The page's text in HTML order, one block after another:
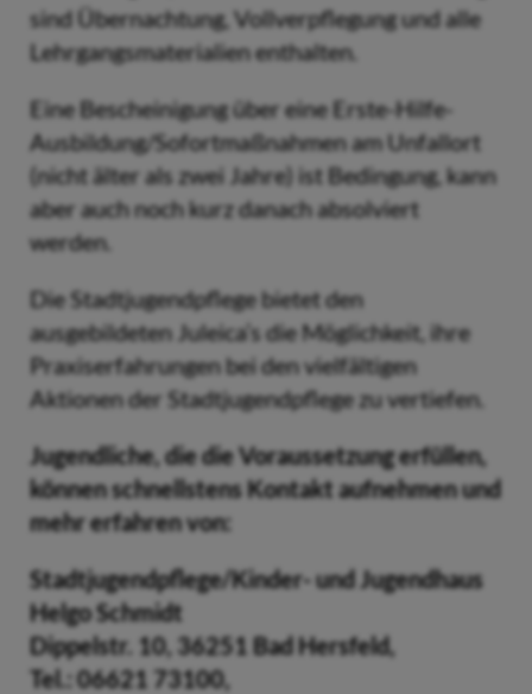
sind Übernachtung, Vollverpflegung und alle
Lehrgangsmaterialien enthalten.
Eine Bescheinigung über eine Erste-Hilfe-
Ausbildung/Sofortmaßnahmen am Unfallort
(nicht älter als zwei Jahre) ist Bedingung, kann
aber auch noch kurz danach absolviert
werden.
Die Stadtjugendpflege bietet den
ausgebildeten Juleica’s die Möglichkeit, ihre
Praxiserfahrungen bei den vielfältigen
Aktionen der Stadtjugendpflege zu vertiefen.
Jugendliche, die die Voraussetzung erfüllen,
können schnellstens Kontakt aufnehmen und
mehr erfahren von:
Stadtjugendpflege/Kinder- und Jugendhaus
Helgo Schmidt
Dippelstr. 10, 36251 Bad Hersfeld,
Tel.: 06621 73100,